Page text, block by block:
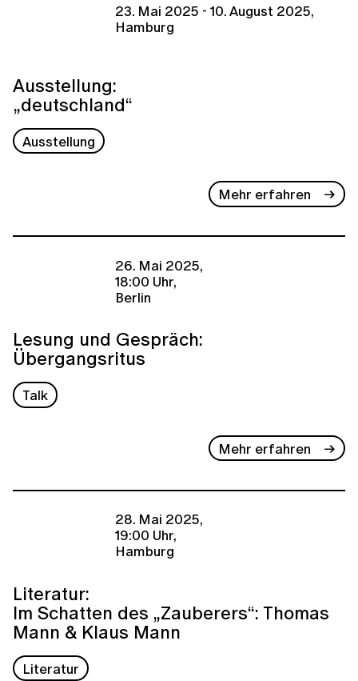
23. Mai 2025 - 10. August 2025,
Hamburg
Ausstellung:
„deutschland“
Ausstellung
Mehr erfahren
26. Mai 2025,
18:00 Uhr,
Berlin
Lesung und Gespräch:
Übergangsritus
Talk
Mehr erfahren
28. Mai 2025,
19:00 Uhr,
Hamburg
Literatur:
Im Schatten des „Zauberers“: Thomas
Mann & Klaus Mann
Literatur